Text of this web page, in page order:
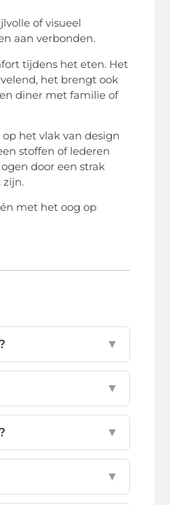
of visueel
aan verbonden.
tijdens het eten. Het
het brengt ook
diner met familie of
het vlak van design
stoffen of lederen
door een strak
zijn.
met het oog op
▼
▼
▼
▼